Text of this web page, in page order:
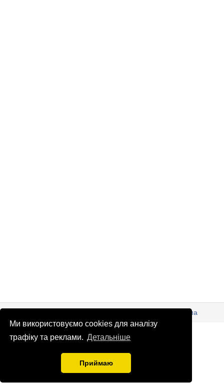
Ми використовуємо cookies для аналізу
трафіку та реклами. Детальніше
Приймаю
© Патріоти України 2026
Реклама
patrioty.org.ua